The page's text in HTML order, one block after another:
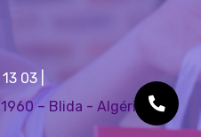
03
– Blida - Algérie